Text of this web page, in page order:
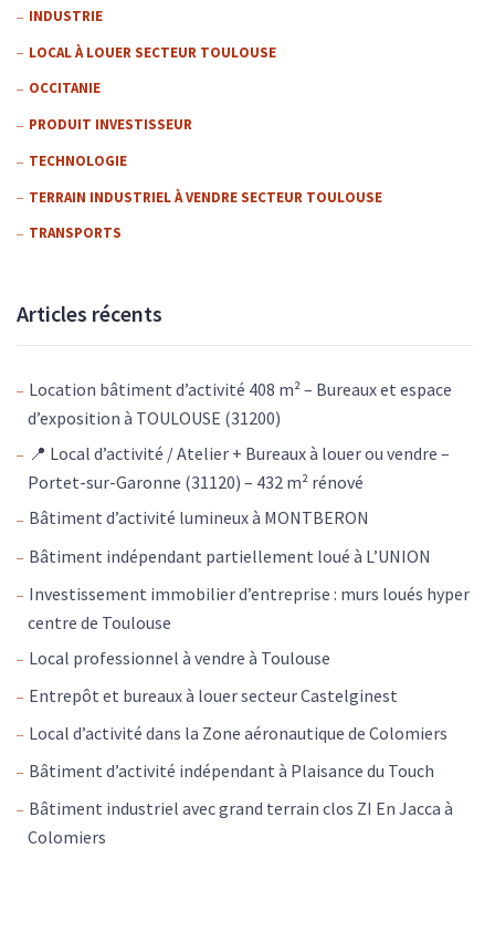
INDUSTRIE
LOCAL À LOUER SECTEUR TOULOUSE
OCCITANIE
PRODUIT INVESTISSEUR
TECHNOLOGIE
TERRAIN INDUSTRIEL À VENDRE SECTEUR TOULOUSE
TRANSPORTS
Articles récents
Location bâtiment d’activité 408 m² – Bureaux et espace
d’exposition à TOULOUSE (31200)
📍 Local d’activité / Atelier + Bureaux à louer ou vendre –
Portet-sur-Garonne (31120) – 432 m² rénové
Bâtiment d’activité lumineux à MONTBERON
Bâtiment indépendant partiellement loué à L’UNION
Investissement immobilier d’entreprise : murs loués hyper
centre de Toulouse
Local professionnel à vendre à Toulouse
Entrepôt et bureaux à louer secteur Castelginest
Local d’activité dans la Zone aéronautique de Colomiers
Bâtiment d’activité indépendant à Plaisance du Touch
Bâtiment industriel avec grand terrain clos ZI En Jacca à
Colomiers